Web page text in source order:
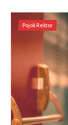
Pojok Rektor